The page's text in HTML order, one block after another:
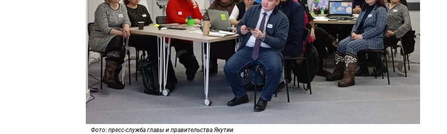
Фото: пресс-служба главы и правительства Якутии